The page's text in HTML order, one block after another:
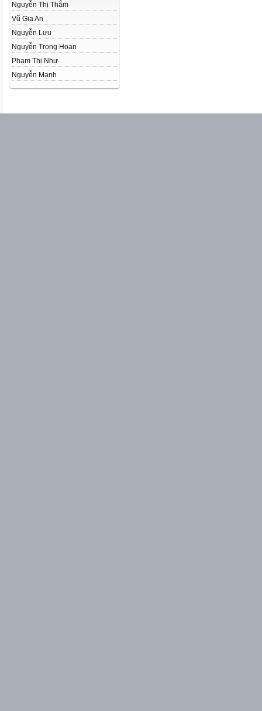
Nguyễn Thị Thắm
Vũ Gia An
Nguyễn Lưu
Nguyễn Trọng Hoan
Phạm Thị Nhự
Nguyễn Mạnh